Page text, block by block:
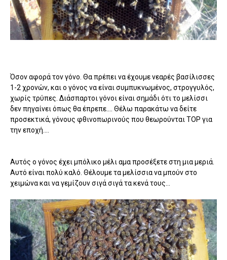
Όσον αφορά τον γόνο. Θα πρέπει να έχουμε νεαρές βασίλισσες
1-2 χρονών, και ο γόνος να είναι συμπυκνωμένος, στρογγυλός,
χωρίς τρύπες. Διάσπαρτοι γόνοι είναι σημάδι ότι το μελίσσι
δεν πηγαίνει όπως θα έπρεπε.... Θέλω παρακάτω να δείτε
προσεκτικά, γόνους φθινοπωρινούς που θεωρούνται TOP για
την εποχή....
Αυτός ο γόνος έχει μπόλικο μέλι αμα προσέξετε στη μια μεριά.
Αυτό είναι πολύ καλό. Θέλουμε τα μελίσσια να μπούν στο
χειμώνα και να γεμίζουν σιγά σιγά τα κενά τους...